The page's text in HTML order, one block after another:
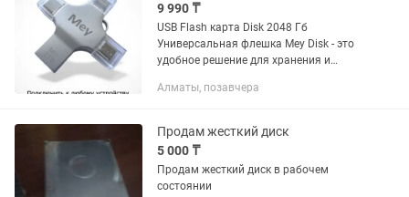
9 990 ₸
USB Flash карта Disk 2048 Гб
Универсальная флешка Mey Disk - это
удобное решение для хранения и
планшетом и компьютером.
устройствами...
Алматы, позавчера
Продам жесткий диск
5 000 ₸
Продам жесткий диск в рабочем
состоянии